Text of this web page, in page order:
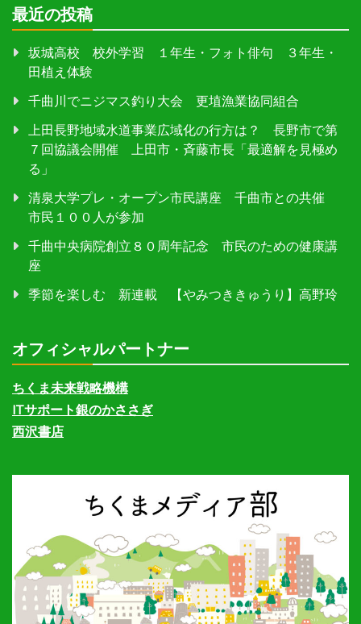
最近の投稿
坂城高校 校外学習 １年生・フォト俳句 ３年生・
田植え体験
千曲川でニジマス釣り大会 更埴漁業協同組合
上田長野地域水道事業広域化の行方は？ 長野市で第
７回協議会開催 上田市・斉藤市長「最適解を見極め
る」
清泉大学プレ・オープン市民講座 千曲市との共催
市民１００人が参加
千曲中央病院創立８０周年記念 市民のための健康講
座
季節を楽しむ 新連載 【やみつききゅうり】高野玲
オフィシャルパートナー
ちくま未来戦略機構
ITサポート銀のかささぎ
西沢書店